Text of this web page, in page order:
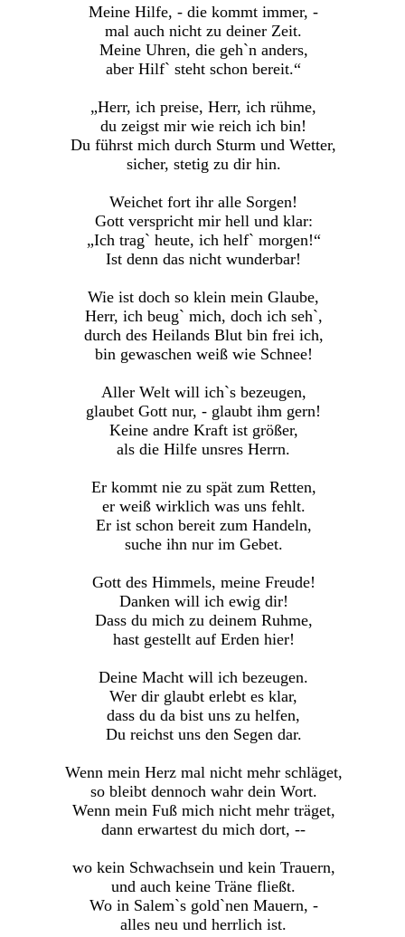
Meine Hilfe, - die kommt immer, -
mal auch nicht zu deiner Zeit.
Meine Uhren, die geh`n anders,
aber Hilf` steht schon bereit.“
„Herr, ich preise, Herr, ich rühme,
du zeigst mir wie reich ich bin!
Du führst mich durch Sturm und Wetter,
sicher, stetig zu dir hin.
Weichet fort ihr alle Sorgen!
Gott verspricht mir hell und klar:
„Ich trag` heute, ich helf` morgen!“
Ist denn das nicht wunderbar!
Wie ist doch so klein mein Glaube,
Herr, ich beug` mich, doch ich seh`,
durch des Heilands Blut bin frei ich,
bin gewaschen weiß wie Schnee!
Aller Welt will ich`s bezeugen,
glaubet Gott nur, - glaubt ihm gern!
Keine andre Kraft ist größer,
als die Hilfe unsres Herrn.
Er kommt nie zu spät zum Retten,
er weiß wirklich was uns fehlt.
Er ist schon bereit zum Handeln,
suche ihn nur im Gebet.
Gott des Himmels, meine Freude!
Danken will ich ewig dir!
Dass du mich zu deinem Ruhme,
hast gestellt auf Erden hier!
Deine Macht will ich bezeugen.
Wer dir glaubt erlebt es klar,
dass du da bist uns zu helfen,
Du reichst uns den Segen dar.
Wenn mein Herz mal nicht mehr schläget,
so bleibt dennoch wahr dein Wort.
Wenn mein Fuß mich nicht mehr träget,
dann erwartest du mich dort, --
wo kein Schwachsein und kein Trauern,
und auch keine Träne fließt.
Wo in Salem`s gold`nen Mauern, -
alles neu und herrlich ist.